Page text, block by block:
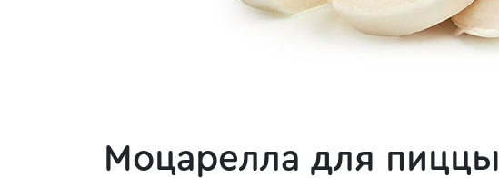
Моцарелла для пиццы